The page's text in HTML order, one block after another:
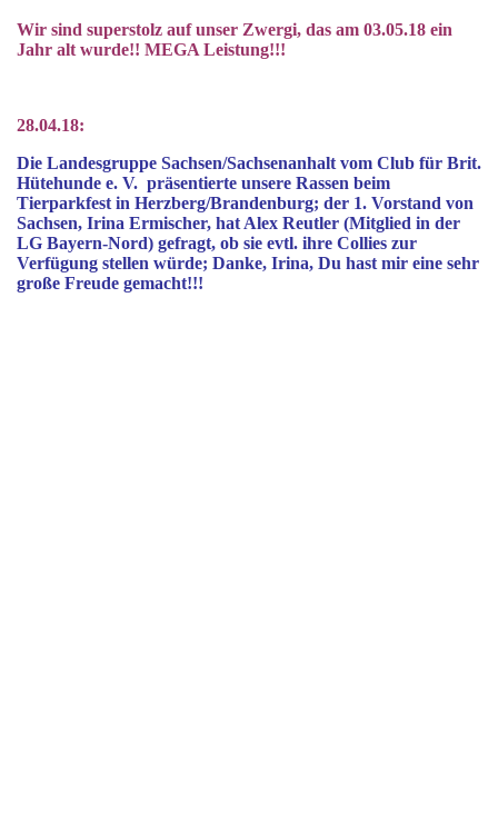
Wir sind superstolz auf unser Zwergi, das am 03.05.18 ein
Jahr alt wurde!! MEGA Leistung!!!
28.04.18:
Die Landesgruppe Sachsen/Sachsenanhalt vom Club für Brit.
Hütehunde e. V. präsentierte unsere Rassen beim
Tierparkfest in Herzberg/Brandenburg; der 1. Vorstand von
Sachsen, Irina Ermischer, hat Alex Reutler (Mitglied in der
LG Bayern-Nord) gefragt, ob sie evtl. ihre Collies zur
Verfügung stellen würde; Danke, Irina, Du hast mir eine sehr
große Freude gemacht!!!